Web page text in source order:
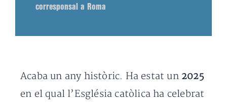
corresponsal a Roma
Acaba un any històric. Ha estat un 2025
en el qual l’Església catòlica ha celebrat